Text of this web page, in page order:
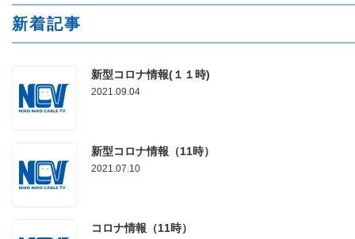
新着記事
新型コロナ情報(１１時)
2021.09.04
新型コロナ情報（11時）
2021.07.10
コロナ情報（11時）